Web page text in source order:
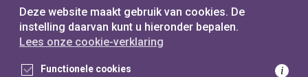
Deze website maakt gebruik van cookies. De
instelling daarvan kunt u hieronder bepalen.
Lees onze cookie-verklaring
Functionele cookies i